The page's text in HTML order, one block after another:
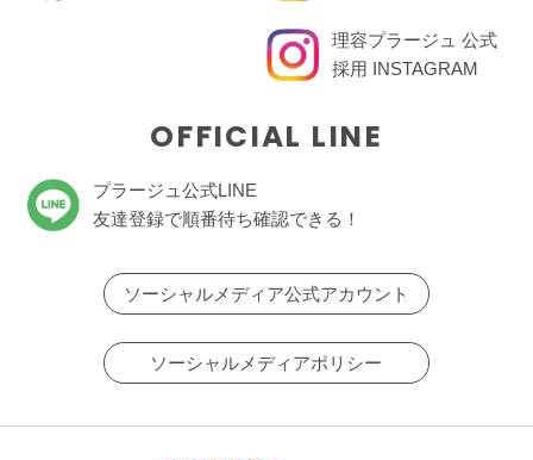
理容プラージュ 公式
採用 INSTAGRAM
OFFICIAL LINE
プラージュ公式LINE
友達登録で順番待ち確認できる！
ソーシャルメディア公式アカウント
ソーシャルメディアポリシー